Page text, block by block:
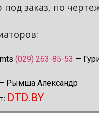
заказ, по
(029) 263-85-53 —
Рымша Александр
DTD.BY